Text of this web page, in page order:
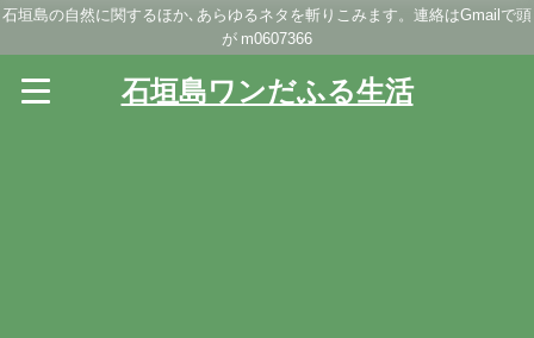
石垣島の自然に関するほか､あらゆるネタを斬りこみます。連絡はGmailで頭
が m0607366
石垣島ワンだふる生活